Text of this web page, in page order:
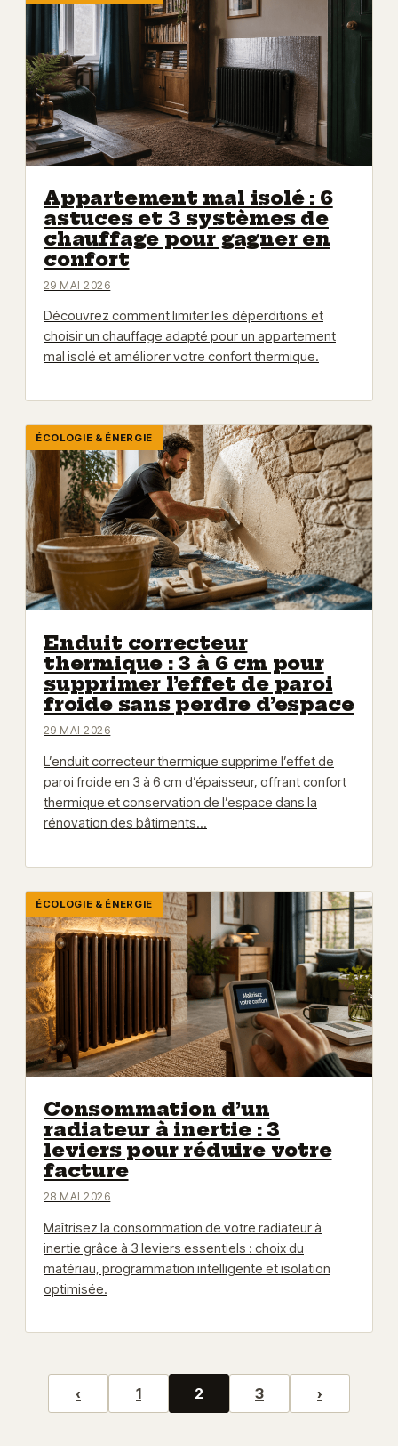
Appartement mal isolé : 6
astuces et 3 systèmes de
chauffage pour gagner en
confort
29 MAI 2026
Découvrez comment limiter les déperditions et
choisir un chauffage adapté pour un appartement
mal isolé et améliorer votre confort thermique.
ÉCOLOGIE & ÉNERGIE
Enduit correcteur
thermique : 3 à 6 cm pour
supprimer l’effet de paroi
froide sans perdre d’espace
29 MAI 2026
L’enduit correcteur thermique supprime l’effet de
paroi froide en 3 à 6 cm d’épaisseur, offrant confort
thermique et conservation de l’espace dans la
rénovation des bâtiments…
ÉCOLOGIE & ÉNERGIE
Consommation d’un
radiateur à inertie : 3
leviers pour réduire votre
facture
28 MAI 2026
Maîtrisez la consommation de votre radiateur à
inertie grâce à 3 leviers essentiels : choix du
matériau, programmation intelligente et isolation
optimisée.
‹ 1 2 3 ›